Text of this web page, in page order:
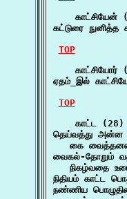
காட்சியேன்
கட்டுரை
TOP
காட்சியோர்
ஏதம்_இல்
TOP
    காட்ட (28)
தெய்வத்து அன்ன
கை
வைகல்-தோறும்
நிகழ்வதை
நிதியம் காட்ட
நண்ணிய